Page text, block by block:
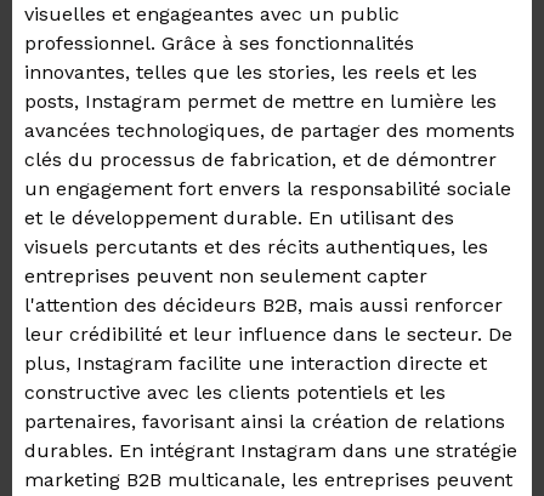
visuelles et engageantes avec un public
professionnel. Grâce à ses fonctionnalités
innovantes, telles que les stories, les reels et les
posts, Instagram permet de mettre en lumière les
avancées technologiques, de partager des moments
clés du processus de fabrication, et de démontrer
un engagement fort envers la responsabilité sociale
et le développement durable. En utilisant des
visuels percutants et des récits authentiques, les
entreprises peuvent non seulement capter
l'attention des décideurs B2B, mais aussi renforcer
leur crédibilité et leur influence dans le secteur. De
plus, Instagram facilite une interaction directe et
constructive avec les clients potentiels et les
partenaires, favorisant ainsi la création de relations
durables. En intégrant Instagram dans une stratégie
marketing B2B multicanale, les entreprises peuvent